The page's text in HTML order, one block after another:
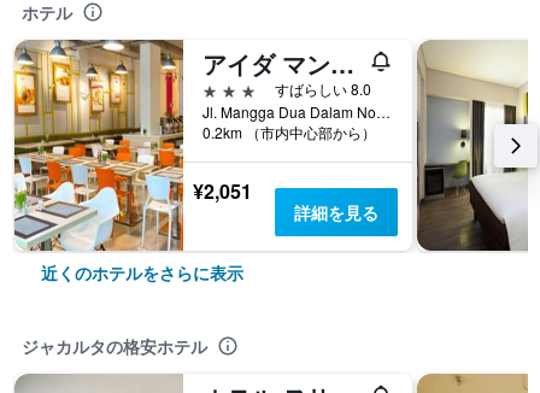
ホテル
アイダ マンガ ドゥア d/h ズリ エクスプレス マンガ ドゥア
3つ星
すばらしい 8.0
Jl. Mangga Dua Dalam No 55 - 56, ジャカルタ, インドネシア
0.2km （市内中心部から）
¥2,051
詳細を見る
近くのホテルをさらに表示
ジャカルタの格安ホテル